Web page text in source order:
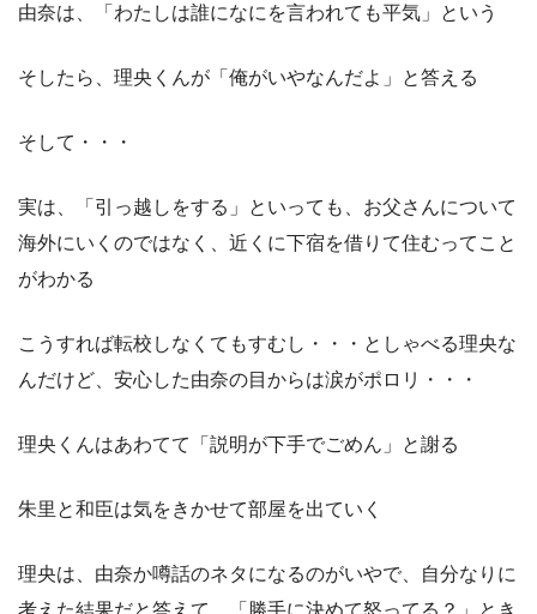
由奈は、「わたしは誰になにを言われても平気」という
そしたら、理央くんが「俺がいやなんだよ」と答える
そして・・・
実は、「引っ越しをする」といっても、お父さんについて
海外にいくのではなく、近くに下宿を借りて住むってこと
がわかる
こうすれば転校しなくてもすむし・・・としゃべる理央な
んだけど、安心した由奈の目からは涙がポロリ・・・
理央くんはあわてて「説明が下手でごめん」と謝る
朱里と和臣は気をきかせて部屋を出ていく
理央は、由奈か噂話のネタになるのがいやで、自分なりに
考えた結果だと答えて、「勝手に決めて怒ってる？」とき